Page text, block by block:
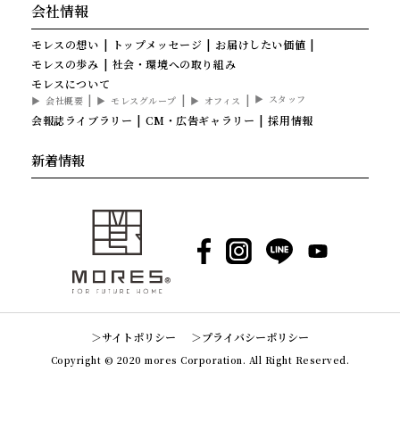
会社情報
モレスの想い トップメッセージ
お届けしたい価値
モレスの歩み
社会・環境への取り組み
モレスについて
会社概要 モレスグループ オフィス スタッフ
会報誌ライブラリー CM・広告ギャラリー 採用情報
新着情報
Facebook
Instagram
LINE YouTube
サイトポリシー プライバシーポリシー
Copyright © 2020 mores Corporation. All Right Reserved.